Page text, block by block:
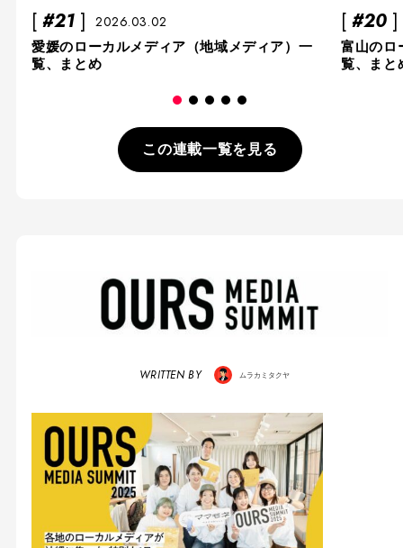
#21 2026.03.02
愛媛のローカルメディア（地域メディア）一
覧、まとめ
#20
富山のロ
覧、まと
この連載一覧を見る
WRITTEN BY ムラカミタクヤ